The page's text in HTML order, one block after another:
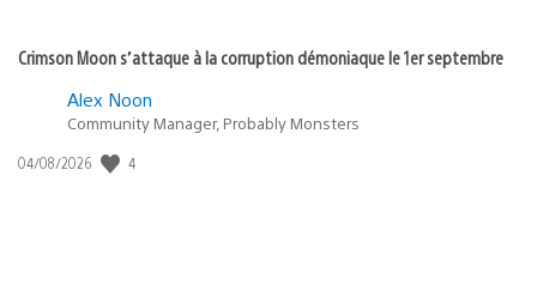
Crimson Moon s’attaque à la corruption démoniaque le 1er septembre
Alex Noon
Community Manager, Probably Monsters
Date
04/08/2026 4